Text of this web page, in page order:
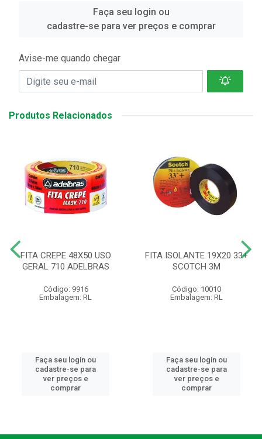
Faça seu login ou
cadastre-se para ver preços e comprar
Avise-me quando chegar
Produtos Relacionados
FITA CREPE 48X50 USO
GERAL 710 ADELBRAS
Código: 9916
Embalagem: RL
Faça seu login ou
cadastre-se para
ver preços e
comprar
FITA ISOLANTE 19X20 33+
SCOTCH 3M
Código: 10010
Embalagem: RL
Faça seu login ou
cadastre-se para
ver preços e
comprar